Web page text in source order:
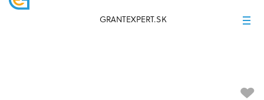
GRANTEXPERT.SK